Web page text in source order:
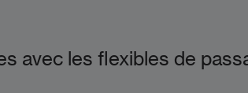
avec les flexibles de